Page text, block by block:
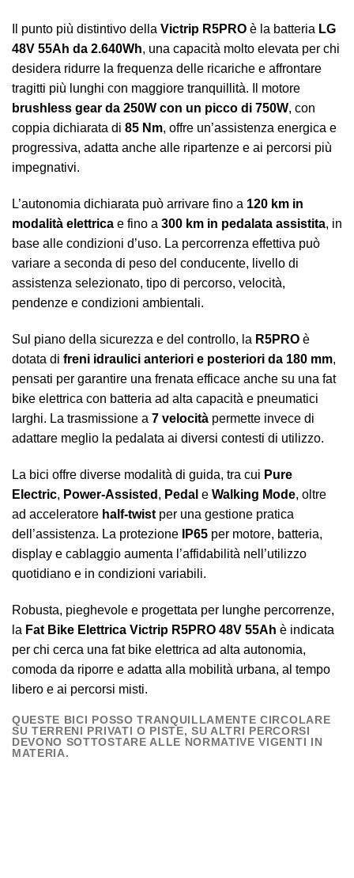
Il punto più distintivo della Victrip R5PRO è la batteria LG
48V 55Ah da 2.640Wh, una capacità molto elevata per chi
desidera ridurre la frequenza delle ricariche e affrontare
tragitti più lunghi con maggiore tranquillità. Il motore
brushless gear da 250W con un picco di 750W, con
coppia dichiarata di 85 Nm, offre un’assistenza energica e
progressiva, adatta anche alle ripartenze e ai percorsi più
impegnativi.
L’autonomia dichiarata può arrivare fino a 120 km in
modalità elettrica e fino a 300 km in pedalata assistita, in
base alle condizioni d’uso. La percorrenza effettiva può
variare a seconda di peso del conducente, livello di
assistenza selezionato, tipo di percorso, velocità,
pendenze e condizioni ambientali.
Sul piano della sicurezza e del controllo, la R5PRO è
dotata di freni idraulici anteriori e posteriori da 180 mm,
pensati per garantire una frenata efficace anche su una fat
bike elettrica con batteria ad alta capacità e pneumatici
larghi. La trasmissione a 7 velocità permette invece di
adattare meglio la pedalata ai diversi contesti di utilizzo.
La bici offre diverse modalità di guida, tra cui Pure
Electric, Power-Assisted , Pedal e Walking Mode, oltre
ad acceleratore half-twist per una gestione pratica
dell’assistenza. La protezione
IP65 per motore, batteria,
display e cablaggio aumenta l’affidabilità nell’utilizzo
quotidiano e in condizioni variabili.
Robusta, pieghevole e progettata per lunghe percorrenze,
la Fat Bike Elettrica Victrip R5PRO 48V 55Ah è indicata
per chi cerca una fat bike elettrica ad alta autonomia,
comoda da riporre e adatta alla mobilità urbana, al tempo
libero e ai percorsi misti.
QUESTE BICI POSSO TRANQUILLAMENTE CIRCOLARE
SU TERRENI PRIVATI O PISTE, SU ALTRI PERCORSI
DEVONO SOTTOSTARE ALLE NORMATIVE VIGENTI IN
MATERIA.